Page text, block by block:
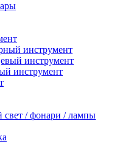
инструмент
инструмент
инструмент
/ фонари / лампы